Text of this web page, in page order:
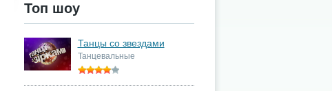
Топ шоу
Танцы со звездами
Танцевальные